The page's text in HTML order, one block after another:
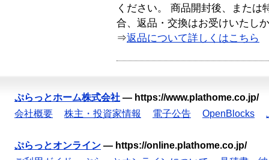
ください。 商品開封後、または
合、返品・交換はお受けいたし
⇒返品について詳しくはこちら
ぷらっとホーム株式会社 — https://www.plathome.co.jp/
会社概要
株主・投資家情報 電子公告 OpenBlocks
ぷらっとオンライン — https://online.plathome.co.jp/